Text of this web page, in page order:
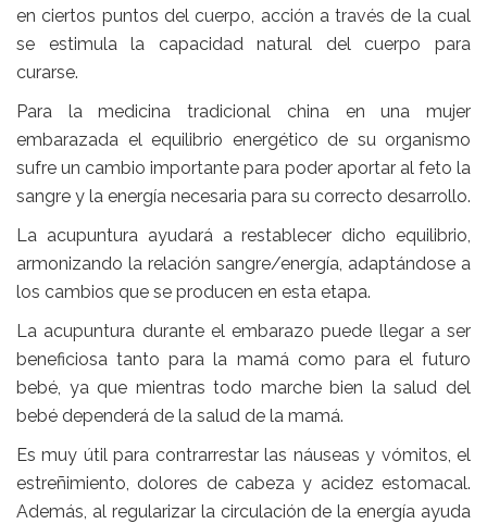
en ciertos puntos del cuerpo, acción a través de la cual
se estimula la capacidad natural del cuerpo para
curarse.
Para lamedicina tradicional china en una mujer
embarazada el equilibrio energético de su organismo
sufre un cambio importante para poder aportar al feto la
sangre y la energía necesaria para su correcto desarrollo.
La acupunturaayudará a restablecer dicho equilibrio,
armonizando la relación sangre/energía, adaptándose a
los cambios que se producen en esta etapa.
La acupuntura durante el embarazo puede llegar a ser
beneficiosa tanto para la mamá como para el futuro
bebé, ya que mientras todo marche bien la salud del
bebé dependerá de la salud de la mamá.
Es muy útil para contrarrestar las náuseas y vómitos, el
estreñimiento, dolores de cabeza y acidez estomacal.
Además, al regularizar la circulación de la energía ayuda